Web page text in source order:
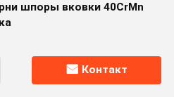
шпоры вковки 40CrMn
Контакт